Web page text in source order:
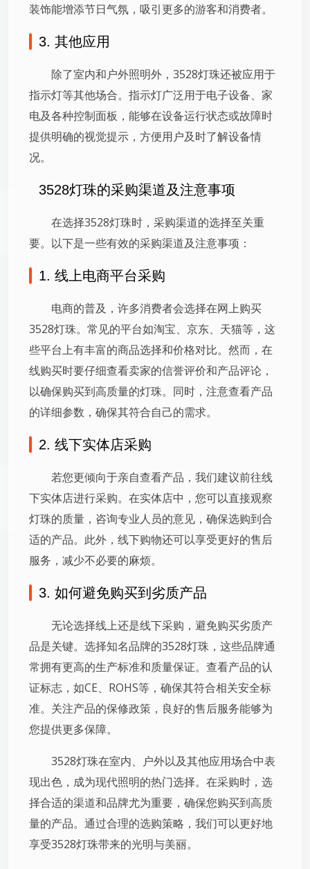
装饰能增添节日气氛，吸引更多的游客和消费者。
3. 其他应用
除了室内和户外照明外，3528灯珠还被应用于
指示灯等其他场合。指示灯广泛用于电子设备、家
电及各种控制面板，能够在设备运行状态或故障时
提供明确的视觉提示，方便用户及时了解设备情
况。
3528灯珠的采购渠道及注意事项
在选择3528灯珠时，采购渠道的选择至关重
要。以下是一些有效的采购渠道及注意事项：
1. 线上电商平台采购
电商的普及，许多消费者会选择在网上购买
3528灯珠。常见的平台如淘宝、京东、天猫等，这
些平台上有丰富的商品选择和价格对比。然而，在
线购买时要仔细查看卖家的信誉评价和产品评论，
以确保购买到高质量的灯珠。同时，注意查看产品
的详细参数，确保其符合自己的需求。
2. 线下实体店采购
若您更倾向于亲自查看产品，我们建议前往线
下实体店进行采购。在实体店中，您可以直接观察
灯珠的质量，咨询专业人员的意见，确保选购到合
适的产品。此外，线下购物还可以享受更好的售后
服务，减少不必要的麻烦。
3. 如何避免购买到劣质产品
无论选择线上还是线下采购，避免购买劣质产
品是关键。选择知名品牌的3528灯珠，这些品牌通
常拥有更高的生产标准和质量保证。查看产品的认
证标志，如CE、ROHS等，确保其符合相关安全标
准。关注产品的保修政策，良好的售后服务能够为
您提供更多保障。
3528灯珠在室内、户外以及其他应用场合中表
现出色，成为现代照明的热门选择。在采购时，选
择合适的渠道和品牌尤为重要，确保您购买到高质
量的产品。通过合理的选购策略，我们可以更好地
享受3528灯珠带来的光明与美丽。